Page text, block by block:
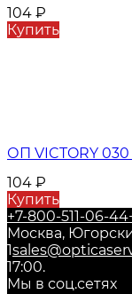
104 ₽
Купить
ОП VICTORY
104 ₽
Купить
+7-800-511-06-44
Москва,
1
17:00.
Мы в соц.сетях